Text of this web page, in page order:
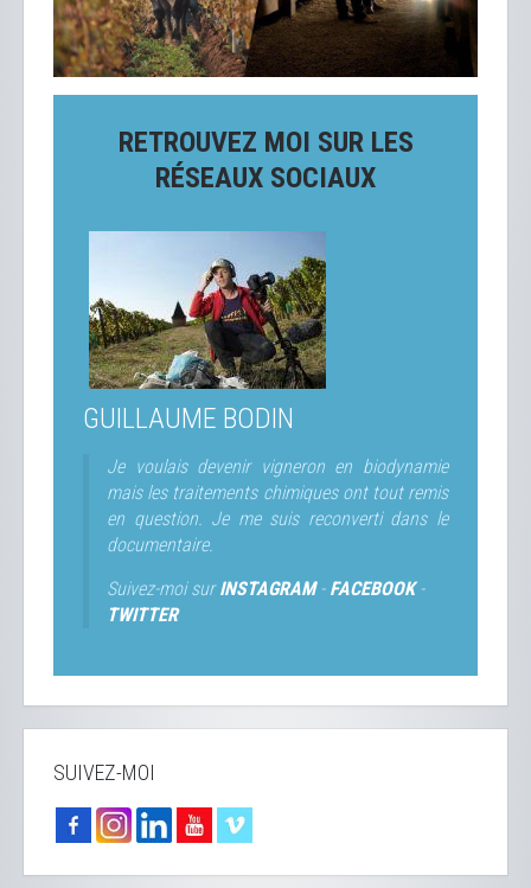
RETROUVEZ MOI SUR LES
RÉSEAUX SOCIAUX
GUILLAUME BODIN
Je voulais devenir vigneron en biodynamie
mais les traitements chimiques ont tout remis
en question. Je me suis reconverti dans le
documentaire.
Suivez-moi surINSTAGRAM- FACEBOOK-
TWITTER
SUIVEZ-MOI